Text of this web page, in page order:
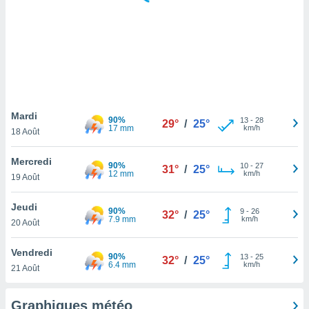
notre
que
et que
Mardi
18 Août
90%
17 mm
29° / 25° 13- 28
km/h
Mercredi
19 Août
90%
12 mm
31° / 25° 10- 27
km/h
Jeudi
20 Août
90%
7.9 mm
32° / 25° 9- 26
km/h
Vendredi
21 Août
90%
6.4 mm
32° / 25° 13- 25
km/h
Graphiques météo